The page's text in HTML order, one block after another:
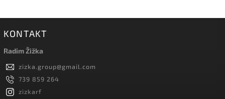
KONTAKT
Radim Žižka
zizka.group@gmail.com
739 859 264
zizkarf